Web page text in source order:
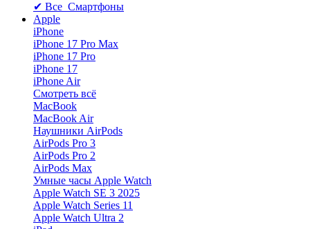
✔ Все Смартфоны
Apple
iPhone
iPhone 17 Pro Max
iPhone 17 Pro
iPhone 17
iPhone Air
Смотреть всё
MacBook
MacBook Air
Наушники AirPods
AirPods Pro 3
AirPods Pro 2
AirPods Max
Умные часы Apple Watch
Apple Watch SE 3 2025
Apple Watch Series 11
Apple Watch Ultra 2